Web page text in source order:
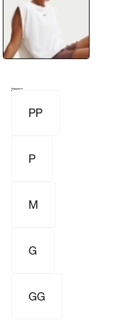
PP
P
M
G
GG